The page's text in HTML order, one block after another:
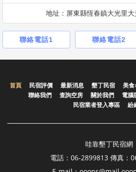
地址：屏東縣恆春鎮大光里
聯絡電話1 聯絡電話2
首頁 民宿評價 最新消息 墾丁民宿 美食
聯絡我們
查詢空房 關於我們 電腦
民宿業者登入專區
紛
哇靠墾丁民宿網
電話：06-2899813 傳真：